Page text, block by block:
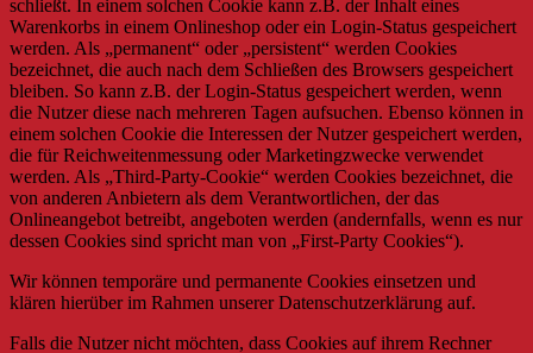
schließt. In einem solchen Cookie kann z.B. der Inhalt eines
Warenkorbs in einem Onlineshop oder ein Login-Status gespeichert
werden. Als „permanent“ oder „persistent“ werden Cookies
bezeichnet, die auch nach dem Schließen des Browsers gespeichert
bleiben. So kann z.B. der Login-Status gespeichert werden, wenn
die Nutzer diese nach mehreren Tagen aufsuchen. Ebenso können in
einem solchen Cookie die Interessen der Nutzer gespeichert werden,
die für Reichweitenmessung oder Marketingzwecke verwendet
werden. Als „Third-Party-Cookie“ werden Cookies bezeichnet, die
von anderen Anbietern als dem Verantwortlichen, der das
Onlineangebot betreibt, angeboten werden (andernfalls, wenn es nur
dessen Cookies sind spricht man von „First-Party Cookies“).
Wir können temporäre und permanente Cookies einsetzen und
klären hierüber im Rahmen unserer Datenschutzerklärung auf.
Falls die Nutzer nicht möchten, dass Cookies auf ihrem Rechner